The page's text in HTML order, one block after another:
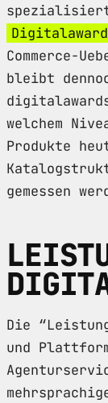
Commerce-
bleibt
welchem
Produkte
gemessen
Die
und